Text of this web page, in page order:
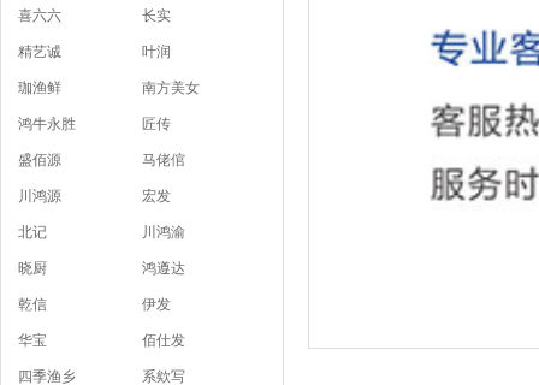
喜六六
长实
精艺诚
叶润
珈渔鲜
南方美女
鸿牛永胜
匠传
盛佰源
马佬倌
川鸿源
宏发
北记
川鸿渝
晓厨
鸿遵达
乾信
伊发
华宝
佰仕发
四季渔乡
系欸写